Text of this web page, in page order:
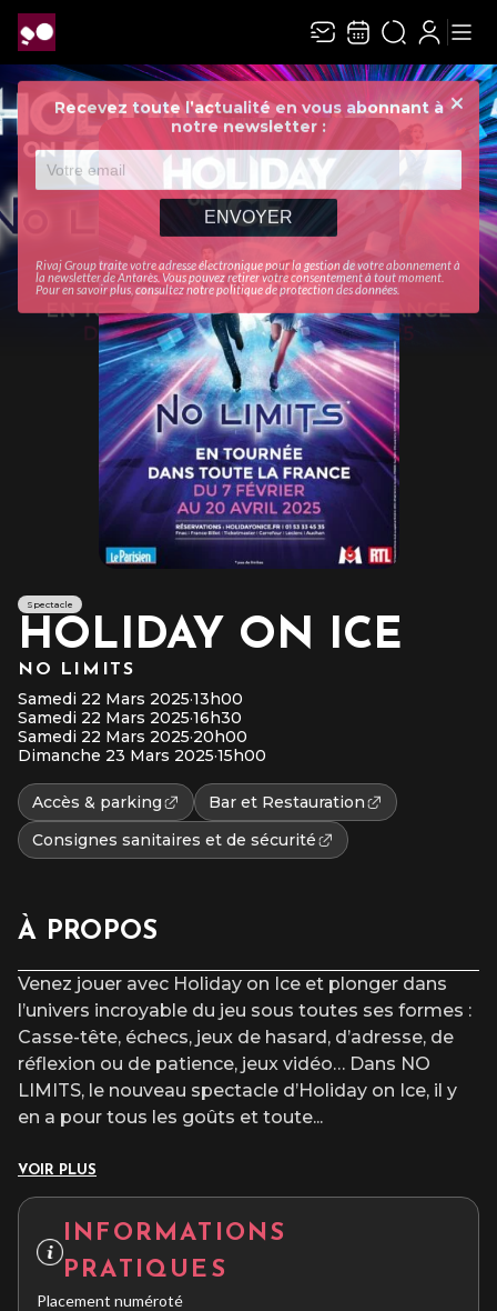
Recevez toute l’actualité en vous abonnant à
notre newsletter :
ENVOYER
Rivaj Group traite votre adresse électronique pour la gestion de votre abonnement à
la newsletter deAntarès. Vous pouvez retirer votre consentement à tout moment.
Pour en savoir plus, consultez notrepolitique de protection des données.
Spectacle
HOLIDAY ON ICE
NO LIMITS
Samedi 22 Mars 2025·13h00
Samedi 22 Mars 2025·16h30
Samedi 22 Mars 2025·20h00
Dimanche 23 Mars 2025·15h00
Accès & parking
Bar et Restauration
Consignes sanitaires et de sécurité
À PROPOS
Venez jouer avec Holiday on Ice et plonger dans
l’univers incroyable du jeu sous toutes ses formes :
Casse-tête, échecs, jeux de hasard, d’adresse, de
réflexion ou de patience, jeux vidéo… Dans NO
LIMITS, le nouveau spectacle d’Holiday on Ice, il y
en a pour tous les goûts et toute...
VOIR PLUS
INFORMATIONS
PRATIQUES
Placement numéroté